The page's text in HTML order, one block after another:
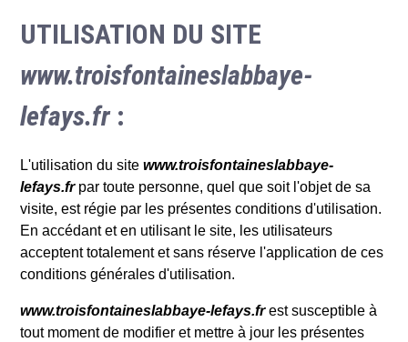
UTILISATION DU SITE
www.troisfontaineslabbaye-
lefays.fr:
L'utilisation du sitewww.troisfontaineslabbaye-
lefays.frpar toute personne, quel que soit l'objet de sa
visite, est régie par les présentes conditions d'utilisation.
En accédant et en utilisant le site, les utilisateurs
acceptent totalement et sans réserve l'application de ces
conditions générales d'utilisation.
www.troisfontaineslabbaye-lefays.frest susceptible à
tout moment de modifier et mettre à jour les présentes